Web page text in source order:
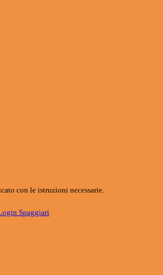
con le istruzioni necessarie.
Spaggiari